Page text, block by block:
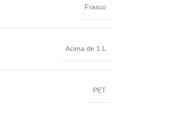
Frasco
Acima de 1 L
PET